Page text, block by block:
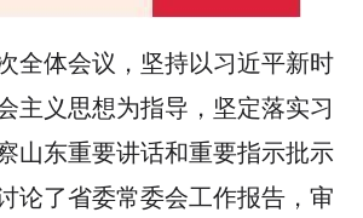
全体会议，坚持以习近平新时
主义思想为指导，坚定落实习
山东重要讲话和重要指示批示
论了省委常委会工作报告，审